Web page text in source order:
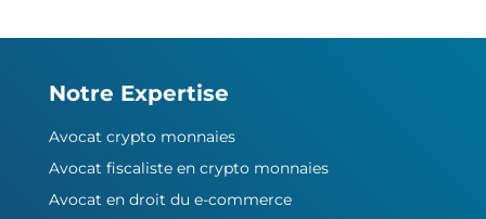
Notre Expertise
Avocat crypto monnaies
Avocat fiscaliste en crypto monnaies
Avocat en droit du e-commerce